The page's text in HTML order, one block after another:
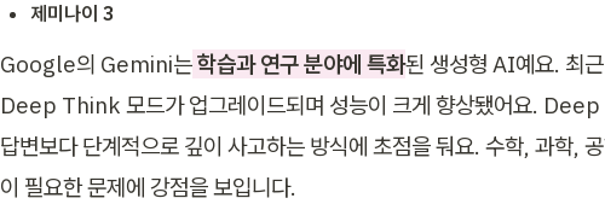
제미나이 3
Google의 Gemini는 학습과 연구 분야에 특화된 생성형 AI예요. 최
Deep Think 모드가 업그레이드되며 성능이 크게 향상됐어요.
답변보다 단계적으로 깊이 사고하는 방식에 초점을 둬요. 수학, 과학,
이 필요한 문제에 강점을 보입니다.